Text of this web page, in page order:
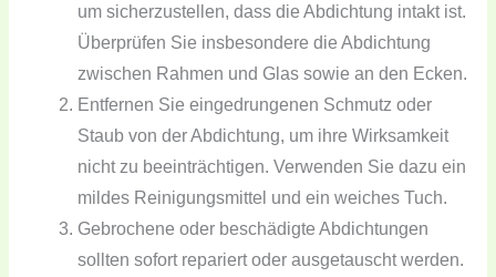
um sicherzustellen, dass die Abdichtung intakt ist.
Überprüfen Sie insbesondere die Abdichtung
zwischen Rahmen und Glas sowie an den Ecken.
Entfernen Sie eingedrungenen Schmutz oder
Staub von der Abdichtung, um ihre Wirksamkeit
nicht zu beeinträchtigen. Verwenden Sie dazu ein
mildes Reinigungsmittel und ein weiches Tuch.
Gebrochene oder beschädigte Abdichtungen
sollten sofort repariert oder ausgetauscht werden.